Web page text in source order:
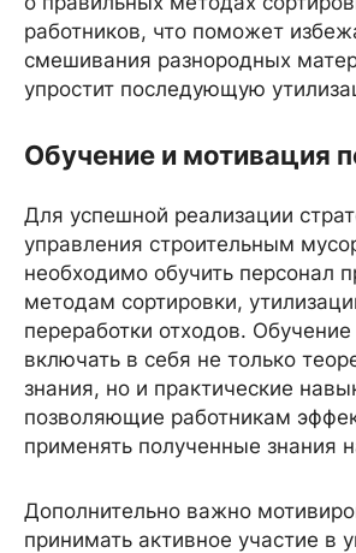
работников, что поможет
смешивания разнородных
упростит последующую
Обучение и мотивация
Для успешной реализации
управления строительным
необходимо обучить персонал
методам сортировки,
переработки отходов.
включать в себя не только
знания, но и практические
позволяющие работникам
применять полученные знания
Дополнительно важно
принимать активное участие в